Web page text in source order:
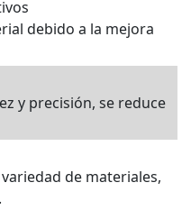
debido a la mejora
y precisión, se reduce
de materiales,